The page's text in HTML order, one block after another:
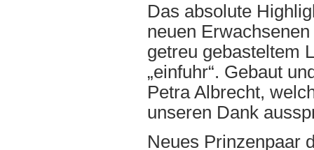
Das absolute
neuen
getreu gebasteltem
„einfuhr“. Gebaut
Petra Albrecht,
unseren Dank
Neues Prinzenpaar